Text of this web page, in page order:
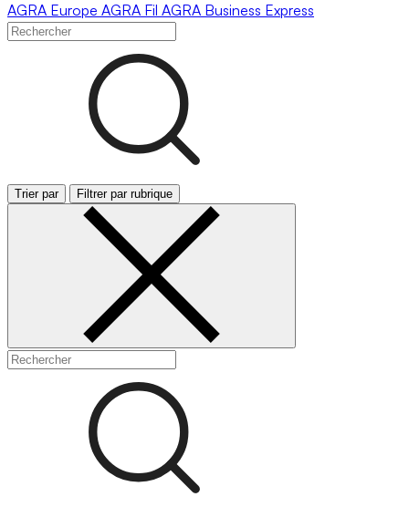
AGRA Europe AGRA Fil AGRA Business Express
Trier par Filtrer par rubrique